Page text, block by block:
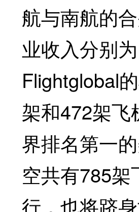
航与南航的
业收入分别
Flightglobal
架和472架
界排名第一
空共有785
行，也将跻